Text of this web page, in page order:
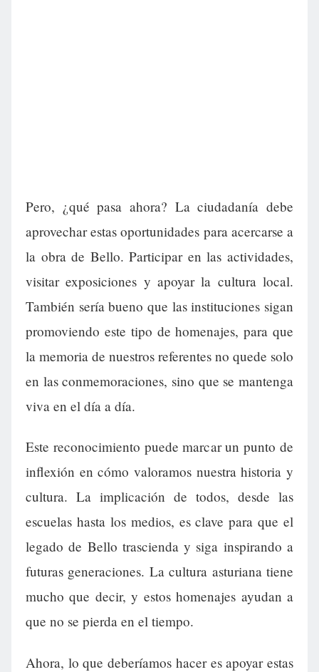
Pero, ¿qué pasa ahora? La ciudadanía debe
aprovechar estas oportunidades para acercarse a
la obra de Bello. Participar en las actividades,
visitar exposiciones y apoyar la cultura local.
También sería bueno que las instituciones sigan
promoviendo este tipo de homenajes, para que
la memoria de nuestros referentes no quede solo
en las conmemoraciones, sino que se mantenga
viva en el día a día.
Este reconocimiento puede marcar un punto de
inflexión en cómo valoramos nuestra historia y
cultura. La implicación de todos, desde las
escuelas hasta los medios, es clave para que el
legado de Bello trascienda y siga inspirando a
futuras generaciones. La cultura asturiana tiene
mucho que decir, y estos homenajes ayudan a
que no se pierda en el tiempo.
Ahora, lo que deberíamos hacer es apoyar estas